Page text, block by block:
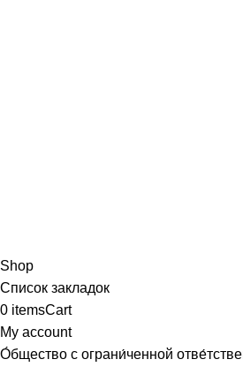
Shop
Список закладок
0 itemsCart
My account
О́бщество с ограни́ченной